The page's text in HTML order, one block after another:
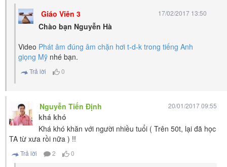
Giáo Viên 3 17/02/2017 13:50
Chào bạn Nguyễn Hà
Video Phát âm đúng âm chặn hơi t-d-k trong tiếng Anh
giọng Mỹ nhé bạn.
Trả lời 0
Nguyễn Tiến Định 20/01/2017 09:55
khá khó
Khá khó khăn với người nhiều tuổi ( Trên 50t, lại đã học
TA từ xưa rồi nữa ) !!
Trả lời 2 0